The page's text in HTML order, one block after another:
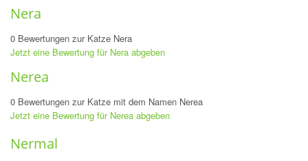
Nera
0 Bewertungen zur Katze Nera
Jetzt eine Bewertung für Nera abgeben
Nerea
0 Bewertungen zur Katze mit dem Namen Nerea
Jetzt eine Bewertung für Nerea abgeben
Nermal